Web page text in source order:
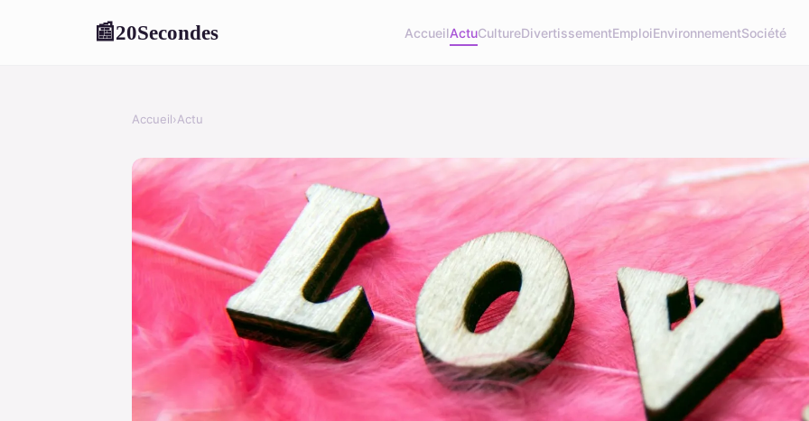
📰20Secondes AccueilActuCultureDivertissementEmploiEnvironnementSociété
Accueil›Actu